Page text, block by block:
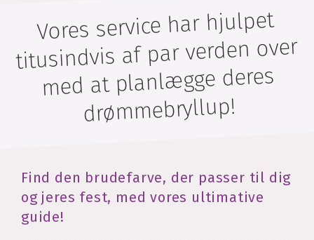
Vores service har hjulpet
titusindvis af par verden over
med at planlægge deres
drømmebryllup!
Find den brudefarve, der passer til dig
og jeres fest, med vores ultimative
guide!